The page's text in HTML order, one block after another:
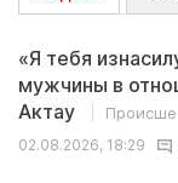
«Я тебя
мужчины в
Актау
02.08.2026, 18:29